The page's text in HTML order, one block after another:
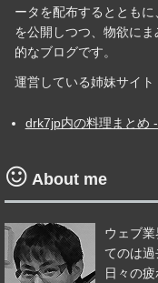
ータを配布するととも
を公開しつつ、物欲に
的なブログです。
運営している姉妹サイト
drk7jp内の料理まとめ
About me
ウェブ
てのは
日々の